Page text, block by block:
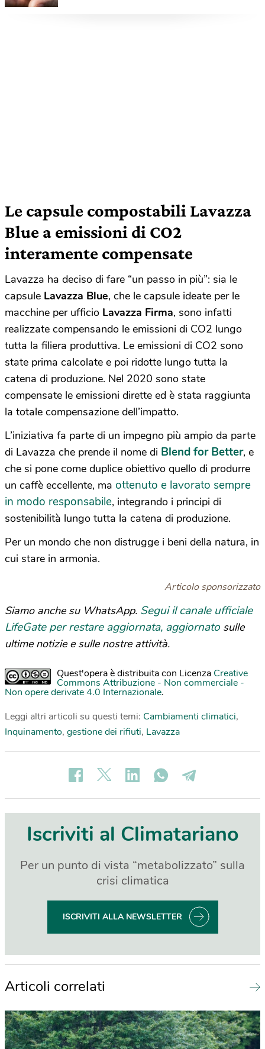
Le capsule compostabili Lavazza
Blue a emissioni di CO2
interamente compensate
Lavazza ha deciso di fare “un passo in più”: sia le
capsule Lavazza Blue, che le capsule ideate per le
macchine per ufficio Lavazza Firma, sono infatti
realizzate compensando le emissioni di CO2 lungo
tutta la filiera produttiva. Le emissioni di CO2 sono
state prima calcolate e poi ridotte lungo tutta la
catena di produzione. Nel 2020 sono state
compensate le emissioni dirette ed è stata raggiunta
la totale compensazione dell’impatto.
L’iniziativa fa parte di un impegno più ampio da parte
di Lavazza che prende il nome di Blend for Better, e
che si pone come duplice obiettivo quello di produrre
un caffè eccellente, ma ottenuto e lavorato sempre
in modo responsabile, integrando i principi di
sostenibilità lungo tutta la catena di produzione.
Per un mondo che non distrugge i beni della natura, in
cui stare in armonia.
Articolo sponsorizzato
Siamo anche su WhatsApp. Segui il canale ufficiale
LifeGate per restare aggiornata, aggiornato sulle
ultime notizie e sulle nostre attività.
Quest'opera è distribuita con Licenza Creative
Commons Attribuzione - Non commerciale -
Non opere derivate 4.0 Internazionale.
Leggi altri articoli su questi temi: Cambiamenti climatici,
Inquinamento, gestione dei rifiuti, Lavazza
Iscriviti al Climatariano
Per un punto di vista “metabolizzato” sulla
crisi climatica
ISCRIVITI ALLA NEWSLETTER
Articoli correlati